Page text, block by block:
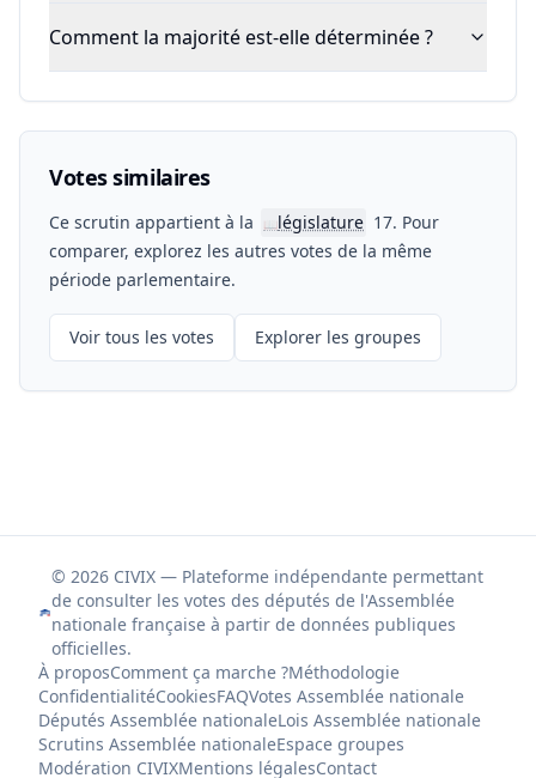
Comment la majorité est-elle déterminée ?
Votes similaires
Ce scrutin appartient à la 📖législature 17. Pour
comparer, explorez les autres votes de la même
période parlementaire.
Voir tous les votes Explorer les groupes
© 2026 CIVIX — Plateforme indépendante permettant
de consulter les votes des députés de l'Assemblée
nationale française à partir de données publiques
officielles.
À proposComment ça marche ?Méthodologie
ConfidentialitéCookiesFAQVotes Assemblée nationale
Députés Assemblée nationaleLois Assemblée nationale
Scrutins Assemblée nationaleEspace groupes
Modération CIVIXMentions légalesContact